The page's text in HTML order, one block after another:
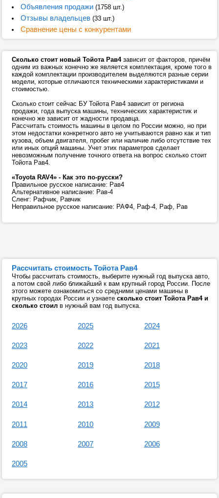
Объявления продажи(1758 шт.)
Отзывы владельцев(33 шт.)
Сравнение цены с конкурентами
Сколько стоит новый Тойота Рав4зависит от факторов, причём
одним из важных конечно же является комплектация, кроме того в
каждой комплектации производителем выделяются разные серии
модели, которые отличаются техническими характеристиками и
стоимостью.
Сколько стоит сейчас БУ Тойота Рав4 зависит от региона
продажи, года выпуска машины, технических характеристик и
конечно же зависит от жадности продавца.
Рассчитать стоимость машины в целом по России можно, но при
этом недостатки конкретного авто не учитываются равно как и тип
кузова, объем двигателя, пробег или наличие либо отсутствие тех
или иных опций машины. Учет этих параметров сделает
невозможным получение точного ответа на вопрос сколько стоит
Тойота Рав4.
«Toyota RAV4» - Как это по-русски?
Правильное русское написание: Рав4
Альтернативное написание: Рав-4
Сленг: Рафчик, Равчик
Неправильное русское написание: РАФ4, Раф-4, Раф, Рав
Рассчитать стоимость Тойота Рав4
Чтобы рассчитать стоимость, выберите нужный год выпуска авто,
а потом свой либо ближайший к вам крупный город России. После
этого можете ознакомиться со средними ценами машины в
крупных городах России и узнаете сколько стоит Тойота Рав4 и
сколько стоил в нужный вам год выпуска.
2026 2025 2024
2023 2022 2021
2020 2019 2018
2017 2016 2015
2014 2013 2012
2011 2010 2009
2008 2007 2006
2005